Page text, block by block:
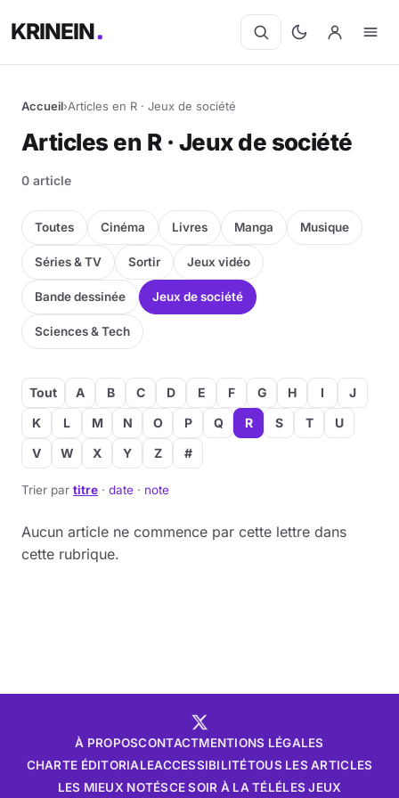
KRINEIN
Accueil›Articles en R · Jeux de société
Articles en R · Jeux de société
0 article
Toutes Cinéma Livres Manga Musique
Séries & TV Sortir Jeux vidéo
Bande dessinée Jeux de société
Sciences & Tech
Tout A B C D E F G H I
J
K
L M N O P Q R S T
U
V
W X Y Z #
Trier par titre · date · note
Aucun article ne commence par cette lettre dans
cette rubrique.
À PROPOSCONTACTMENTIONS LÉGALES
CHARTE ÉDITORIALEACCESSIBILITÉTOUS LES ARTICLES
LES MIEUX NOTÉSCE SOIR À LA TÉLÉLES JEUX